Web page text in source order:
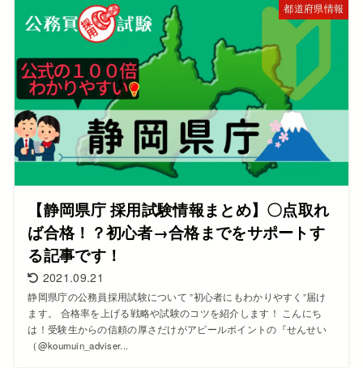
都道府県情報
【静岡県庁 採用試験情報まとめ】〇点取れ
ば合格！？初心者→合格までをサポートす
る記事です！
2021.09.21
静岡県庁の公務員採用試験について ”初心者にもわかりやすく”届け
ます。 合格率を上げる戦略や試験のコツを紹介します！ こんにち
は！受験生からの信頼の厚さだけがアピールポイントの『せんせい
（@koumuin_adviser...